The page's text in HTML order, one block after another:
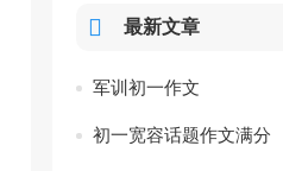
最新文章
军训初一作文
初一宽容话题作文满分